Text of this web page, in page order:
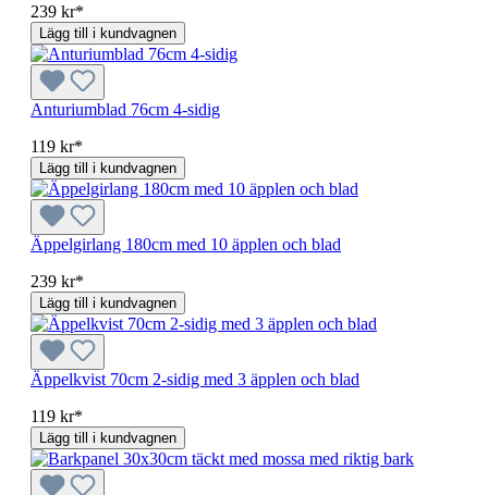
239 kr*
Lägg till i kundvagnen
Anturiumblad 76cm 4-sidig
119 kr*
Lägg till i kundvagnen
Äppelgirlang 180cm med 10 äpplen och blad
239 kr*
Lägg till i kundvagnen
Äppelkvist 70cm 2-sidig med 3 äpplen och blad
119 kr*
Lägg till i kundvagnen